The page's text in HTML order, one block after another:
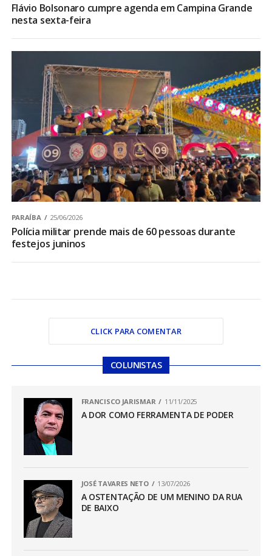
Flávio Bolsonaro cumpre agenda em Campina Grande
nesta sexta-feira
PARAÍBA 25/06/2026
Polícia militar prende mais de 60 pessoas durante
festejos juninos
CLICK PARA COMENTAR
COLUNISTAS
FRANCISCO JARISMAR 11/11/2025
A DOR COMO FERRAMENTA DE PODER
JOSÉ TAVARES NETO 13/07/2026
A OSTENTAÇÃO DE UM MENINO DA RUA
DE BAIXO